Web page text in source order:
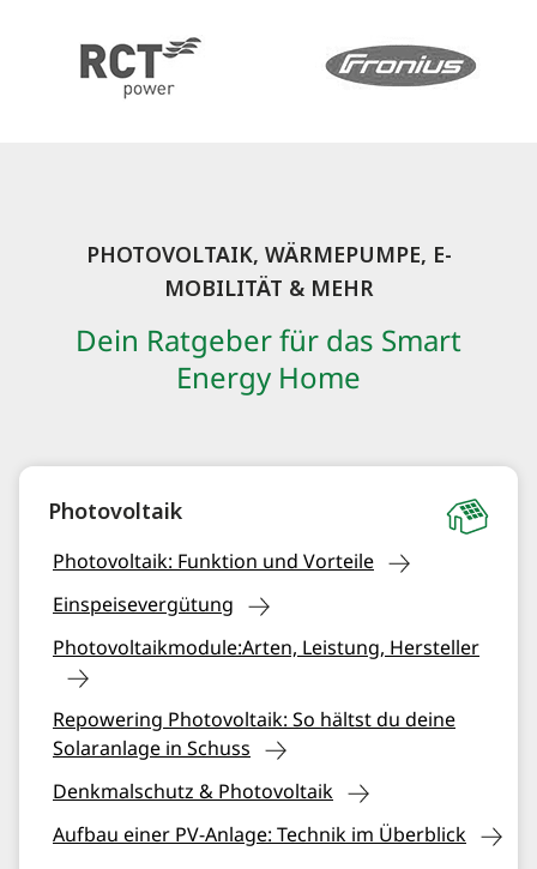
PHOTOVOLTAIK, WÄRMEPUMPE, E-
MOBILITÄT & MEHR
Dein Ratgeber für das Smart
Energy Home
Photovoltaik
Photovoltaik: Funktion und Vorteile
Einspeisevergütung
Photovoltaikmodule:Arten, Leistung, Hersteller
Repowering Photovoltaik: So hältst du deine
Solaranlage in Schuss
Denkmalschutz & Photovoltaik
Aufbau einer PV-Anlage: Technik im Überblick